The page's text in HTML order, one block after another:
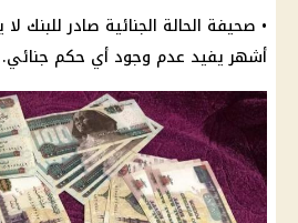
• صحيفة الحالة الجنائية صادر للبنك
أشهر يفيد عدم وجود أي حكم جنائي.